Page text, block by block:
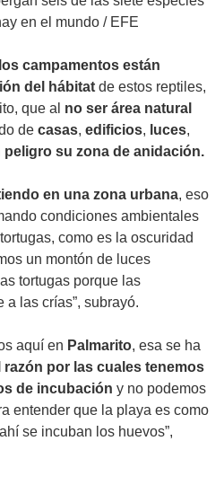
en el mundo / EFE
los campamentos están
del hábitat de estos reptiles,
que al no ser área natural
de casas, edificios, luces,
peligro su zona de anidación.
en una zona urbana, eso
condiciones ambientales
como es la oscuridad
un montón de luces
tortugas porque las
las crías”, subrayó.
aquí en Palmarito, esa se ha
razón por las cuales tenemos
de incubación y no podemos
entender que la playa es como
se incuban los huevos”,